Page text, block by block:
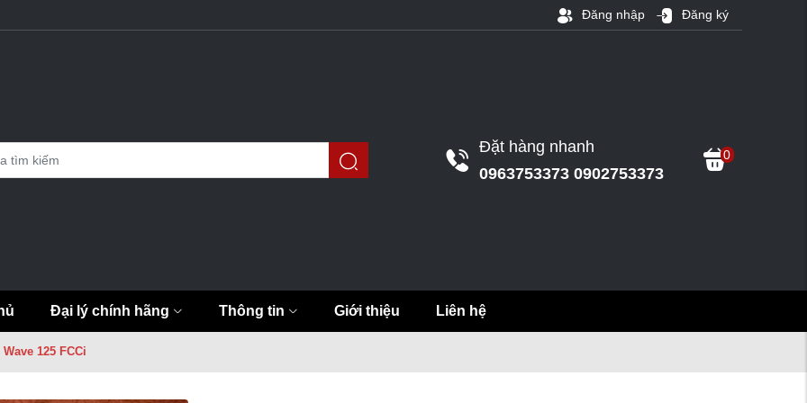
Đăng nhập Đăng ký
Đặt hàng nhanh
0963753373 0902753373
0
Đại lý chính hãng Thông tin Giới thiệu Liên hệ
125 FCCi